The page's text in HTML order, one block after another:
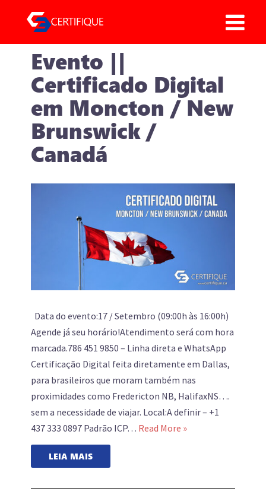
conteúdoEvento ||
Certificado Digital
em Moncton / New
Brunswick /
Canadá
Data do evento:17 / Setembro (09:00h às 16:00h)
Agende já seu horário!Atendimento será com hora
marcada.786 451 9850 – Linha direta e WhatsApp
Certificação Digital feita diretamente em Dallas,
para brasileiros que moram também nas
proximidades como Fredericton NB, HalifaxNS….
sem a necessidade de viajar. Local:A definir – +1
437 333 0897 Padrão ICP… Read More »
LEIA MAIS